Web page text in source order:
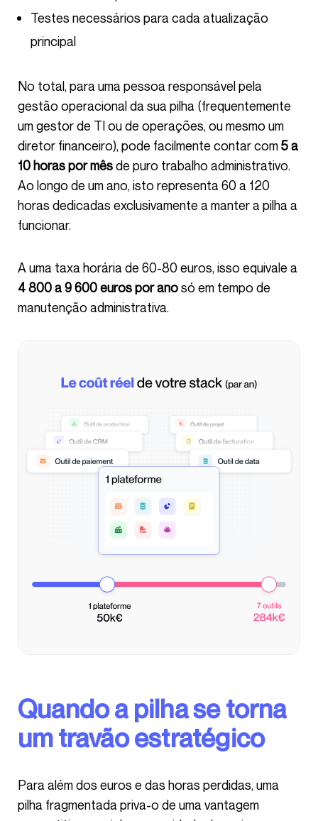
Testes necessários para cada atualização
principal
No total, para uma pessoa responsável pela
gestão operacional da sua pilha (frequentemente
um gestor de TI ou de operações, ou mesmo um
diretor financeiro), pode facilmente contar com 5 a
10 horas por mês de puro trabalho administrativo.
Ao longo de um ano, isto representa 60 a 120
horas dedicadas exclusivamente a manter a pilha a
funcionar.
A uma taxa horária de 60-80 euros, isso equivale a
4 800 a 9 600 euros por anosó em tempo de
manutenção administrativa.
Quando a pilha se torna
um travão estratégico
Para além dos euros e das horas perdidas, uma
pilha fragmentada priva-o de uma vantagem